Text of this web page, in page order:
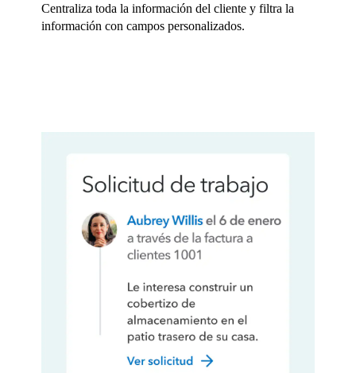
Centraliza toda la información del cliente y filtra la
información con campos personalizados.